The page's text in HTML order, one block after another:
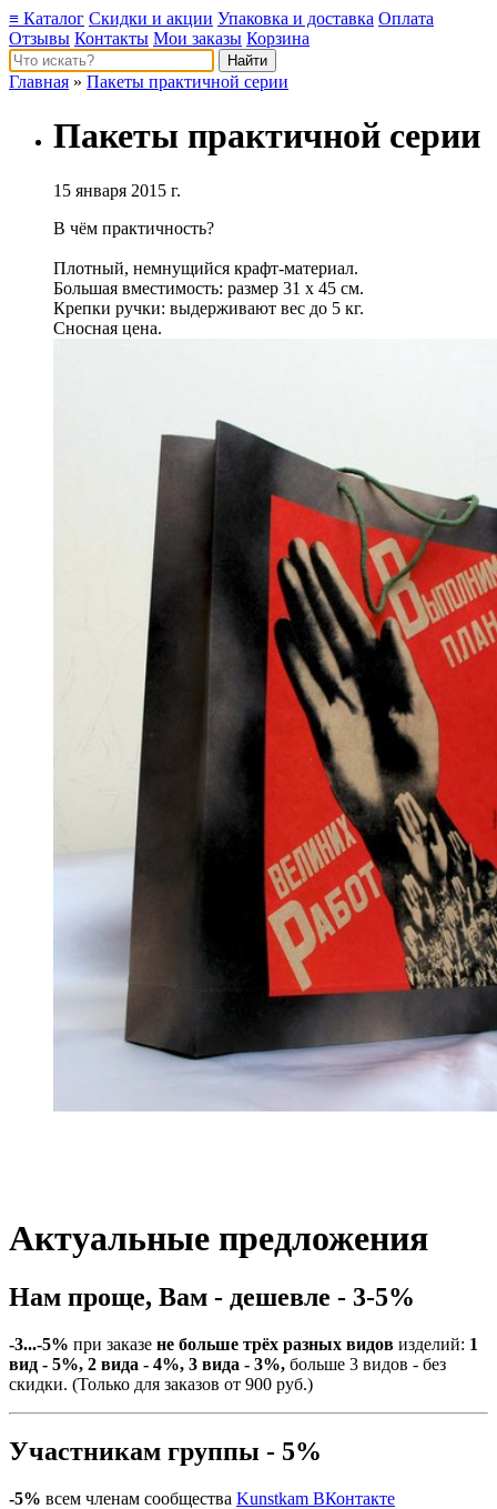
≡ Каталог Скидки и акции Упаковка и доставка Оплата
Отзывы Контакты Мои заказы Корзина
Главная » Пакеты практичной серии
Пакеты практичной серии
15 января 2015 г.
В чём практичность?
Плотный, немнущийся крафт-материал.
Большая вместимость: размер 31 х 45 см.
Крепки ручки: выдерживают вес до 5 кг.
Сносная цена.
Актуальные предложения
Нам проще, Вам - дешевле - 3-5%
-3...-5% при заказе не больше трёх разных видов изделий: 1
вид - 5%, 2 вида - 4%, 3 вида - 3%, больше 3 видов - без
скидки. (Только для заказов от 900 руб.)
Участникам группы - 5%
-5% всем членам сообщества Kunstkam ВКонтакте